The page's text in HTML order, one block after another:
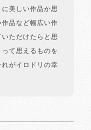
美しい作品か思
品など幅広い作
ただけたらと思
て思えるものを
がイロドリの幸